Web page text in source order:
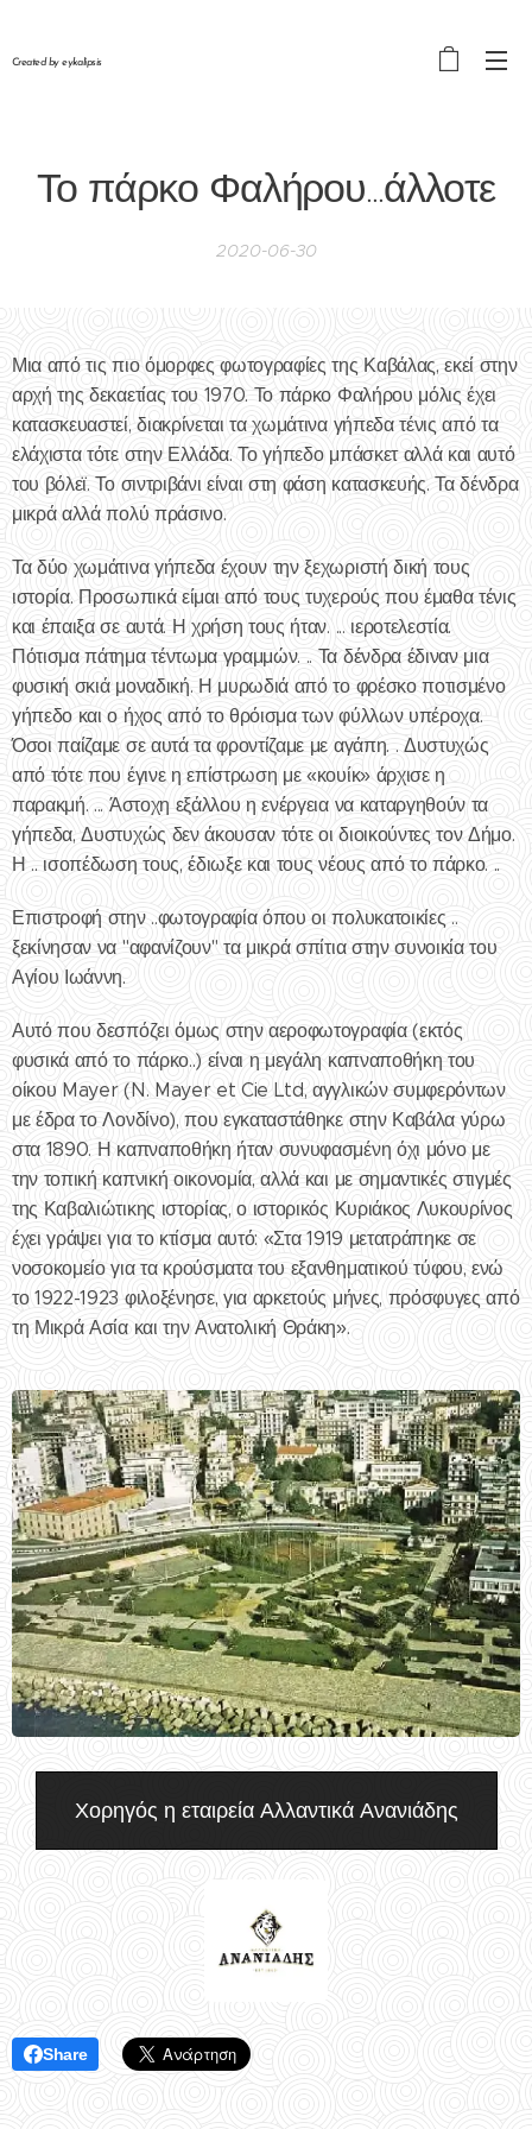
Created by eykalipsis
Το πάρκο Φαλήρου...άλλοτε
2020-06-30
Μια από τις πιο όμορφες φωτογραφίες της Καβάλας, εκεί στην
αρχή της δεκαετίας του 1970. Το πάρκο Φαλήρου μόλις έχει
κατασκευαστεί, διακρίνεται τα χωμάτινα γήπεδα τένις από τα
ελάχιστα τότε στην Ελλάδα. Το γήπεδο μπάσκετ αλλά και αυτό
του βόλεϊ. Το σιντριβάνι είναι στη φάση κατασκευής. Τα δένδρα
μικρά αλλά πολύ πράσινο.
Τα δύο χωμάτινα γήπεδα έχουν την ξεχωριστή δική τους
ιστορία. Προσωπικά είμαι από τους τυχερούς που έμαθα τένις
και έπαιξα σε αυτά. Η χρήση τους ήταν. ... ιεροτελεστία.
Πότισμα πάτημα τέντωμα γραμμών. .. Τα δένδρα έδιναν μια
φυσική σκιά μοναδική. Η μυρωδιά από το φρέσκο ποτισμένο
γήπεδο και ο ήχος από το θρόισμα των φύλλων υπέροχα.
Όσοι παίζαμε σε αυτά τα φροντίζαμε με αγάπη. . Δυστυχώς
από τότε που έγινε η επίστρωση με «κουίκ» άρχισε η
παρακμή. ... Άστοχη εξάλλου η ενέργεια να καταργηθούν τα
γήπεδα, Δυστυχώς δεν άκουσαν τότε οι διοικούντες τον Δήμο.
Η .. ισοπέδωση τους, έδιωξε και τους νέους από το πάρκο. ..
Επιστροφή στην ..φωτογραφία όπου οι πολυκατοικίες ..
ξεκίνησαν να "αφανίζουν" τα μικρά σπίτια στην συνοικία του
Αγίου Ιωάννη.
Αυτό που δεσπόζει όμως στην αεροφωτογραφία (εκτός
φυσικά από το πάρκο..) είναι η μεγάλη καπναποθήκη του
οίκου Mayer (N. Mayer et Cie Ltd, αγγλικών συμφερόντων
με έδρα το Λονδίνο), που εγκαταστάθηκε στην Καβάλα γύρω
στα 1890. Η καπναποθήκη ήταν συνυφασμένη όχι μόνο με
την τοπική καπνική οικονομία, αλλά και με σημαντικές στιγμές
της Καβαλιώτικης ιστορίας, ο ιστορικός Κυριάκος Λυκουρίνος
έχει γράψει για το κτίσμα αυτό: «Στα 1919 μετατράπηκε σε
νοσοκομείο για τα κρούσματα του εξανθηματικού τύφου, ενώ
το 1922-1923 φιλοξένησε, για αρκετούς μήνες, πρόσφυγες από
τη Μικρά Ασία και την Ανατολική Θράκη».
Χορηγός η εταιρεία Αλλαντικά Ανανιάδης
Share